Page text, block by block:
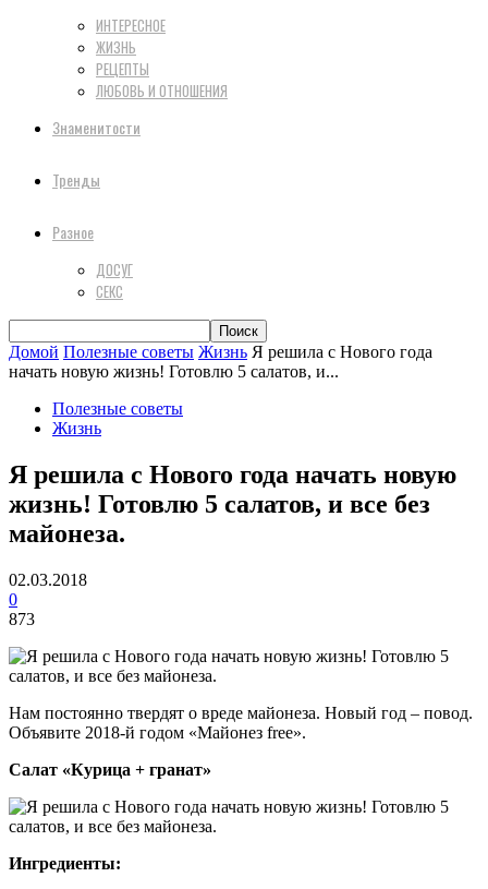
ИНТЕРЕСНОЕ
ЖИЗНЬ
РЕЦЕПТЫ
ЛЮБОВЬ И ОТНОШЕНИЯ
Знаменитости
Тренды
Разное
ДОСУГ
СЕКС
Домой Полезные советы Жизнь Я решила с Нового года
начать новую жизнь! Готовлю 5 салатов, и...
Полезные советы
Жизнь
Я решила с Нового года начать новую
жизнь! Готовлю 5 салатов, и все без
майонеза.
02.03.2018
0
873
Нам постоянно твердят о вреде майонеза. Новый год – повод.
Объявите 2018-й годом «Майонез free».
Салат «Курица + гранат»
Ингредиенты: